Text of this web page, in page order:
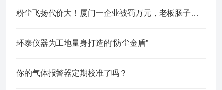
粉尘飞扬代价大！厦门一企业被罚万元，老板肠子都悔青了！
环泰仪器为工地量身打造的“防尘金盾”
你的气体报警器定期校准了吗？